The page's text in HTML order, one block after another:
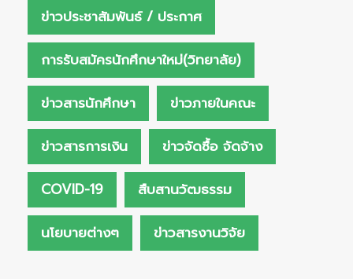
ข่าวประชาสัมพันธ์ / ประกาศ
การรับสมัครนักศึกษาใหม่(วิทยาลัย)
ข่าวสารนักศึกษา ข่าวภายในคณะ
ข่าวสารการเงิน ข่าวจัดซื้อ จัดจ้าง
COVID-19 สืบสานวัฒธรรม
นโยบายต่างๆ ข่าวสารงานวิจัย